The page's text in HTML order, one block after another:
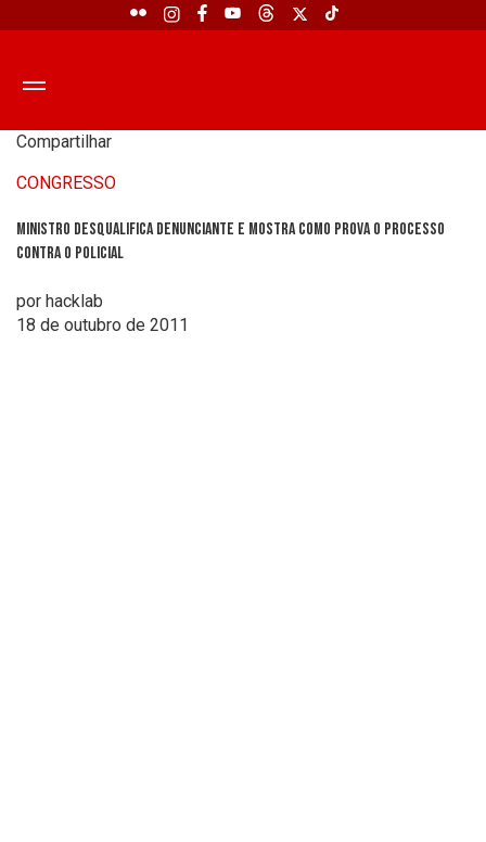
Compartilhar
CONGRESSO
Ministro desqualifica denunciante e mostra como prova o processo
contra o policial
por hacklab
18 de outubro de 2011